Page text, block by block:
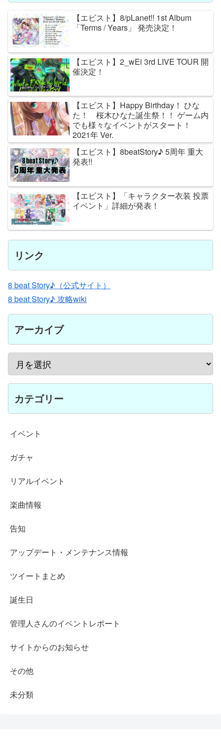
【エビスト】8/pLanet!! 1st Album
「Terms / Years」 発売決定！
【エビスト】2_wEi 3rd LIVE TOUR 開
催決定！
【エビスト】Happy Birthday！ ひな
た！ 桜木ひなた誕生祭！！ ゲーム内
でも様々なイベントがスタート！
2021年 Ver.
【エビスト】8beatStory♪ 5周年 重大
発表!!
【エビスト】「キャラクター衣装 投票
イベント」詳細が発表！
リンク
8 beat Story♪（公式サイト）
8 beat Story♪ 攻略wiki
アーカイブ
カテゴリー
イベント
ガチャ
リアルイベント
楽曲情報
告知
アップデート・メンテナンス情報
ツイートまとめ
誕生日
管理人さんのイベントレポート
サイトからのお知らせ
その他
未分類